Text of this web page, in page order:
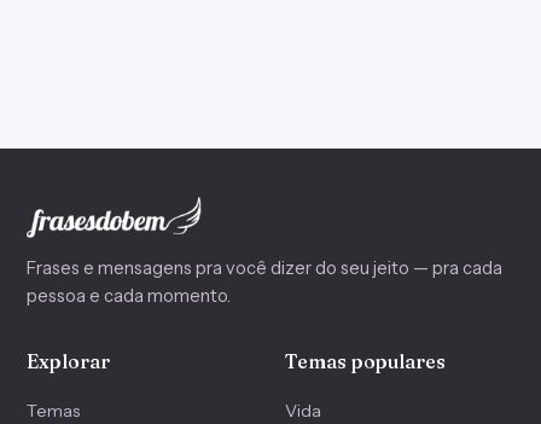
Frases e mensagens pra você dizer do seu jeito — pra cada
pessoa e cada momento.
Explorar
Temas
Temas populares
Vida